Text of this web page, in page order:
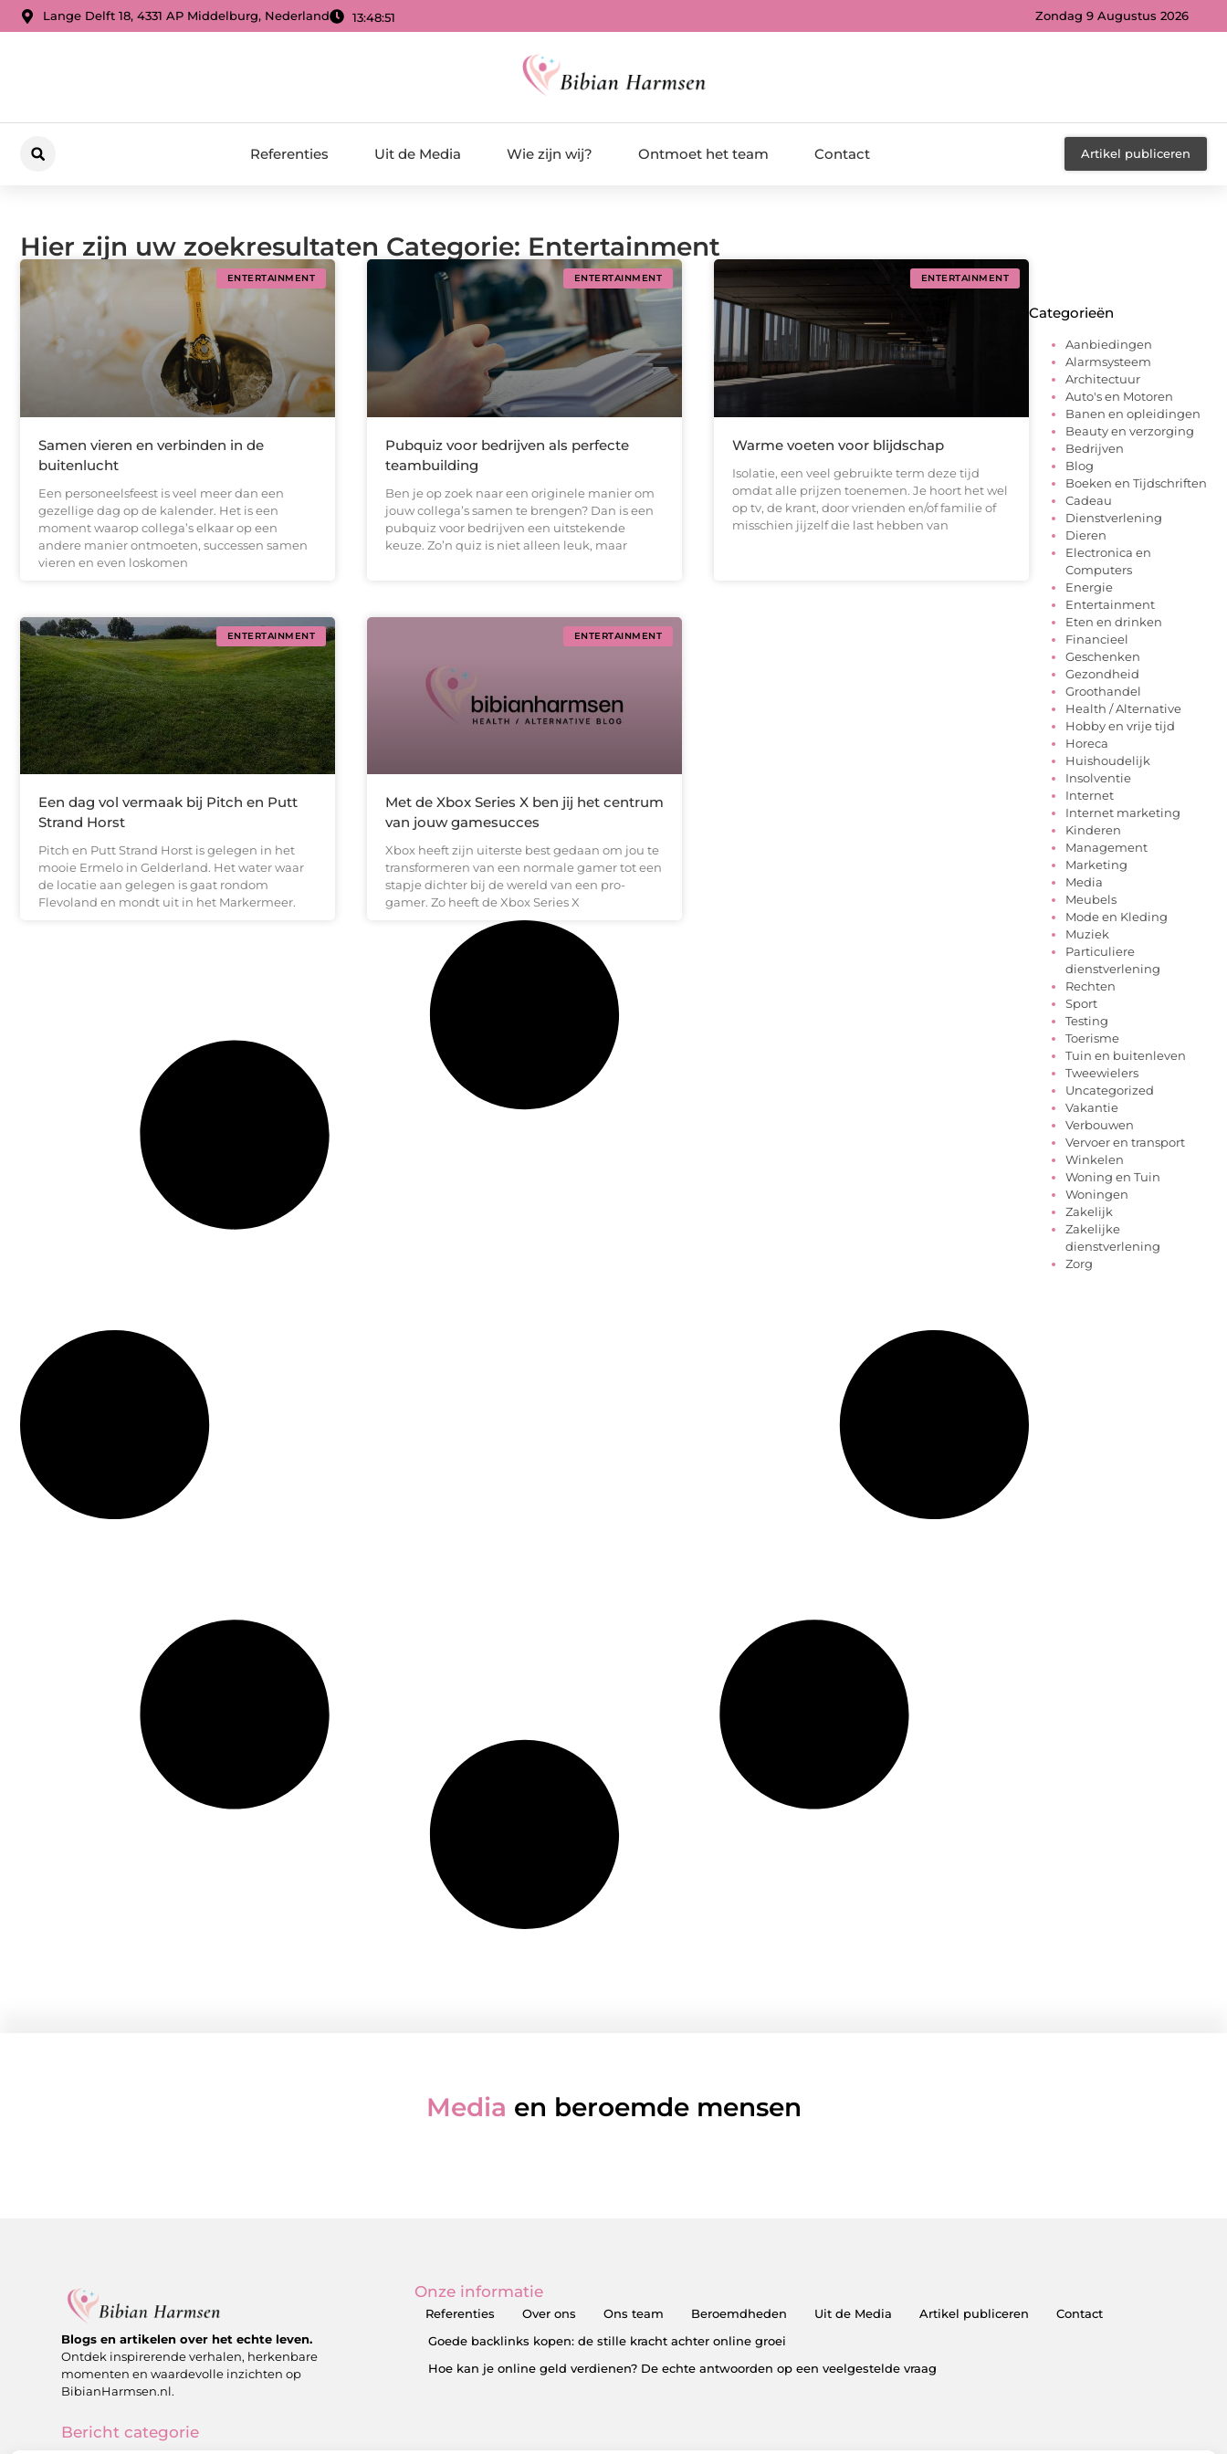
Lange Delft 18, 4331 AP Middelburg, Nederland 13:48:52 Zondag 9 Augustus 2026
Referenties Uit de Media Wie zijn wij? Ontmoet het team Contact Artikel publiceren
Hier zijn uw zoekresultaten Categorie: Entertainment
ENTERTAINMENT
Samen vieren en verbinden in de
buitenlucht
Een personeelsfeest is veel meer dan een
gezellige dag op de kalender. Het is een
moment waarop collega’s elkaar op een
andere manier ontmoeten, successen samen
vieren en even loskomen
ENTERTAINMENT
Pubquiz voor bedrijven als perfecte
teambuilding
Ben je op zoek naar een originele manier om
jouw collega’s samen te brengen? Dan is een
pubquiz voor bedrijven een uitstekende
keuze. Zo’n quiz is niet alleen leuk, maar
ENTERTAINMENT
Warme voeten voor blijdschap
Isolatie, een veel gebruikte term deze tijd
omdat alle prijzen toenemen. Je hoort het wel
op tv, de krant, door vrienden en/of familie of
misschien jijzelf die last hebben van
ENTERTAINMENT
Een dag vol vermaak bij Pitch en Putt
Strand Horst
Pitch en Putt Strand Horst is gelegen in het
mooie Ermelo in Gelderland. Het water waar
de locatie aan gelegen is gaat rondom
Flevoland en mondt uit in het Markermeer.
ENTERTAINMENT
Met de Xbox Series X ben jij het centrum
van jouw gamesucces
Xbox heeft zijn uiterste best gedaan om jou te
transformeren van een normale gamer tot een
stapje dichter bij de wereld van een pro-
gamer. Zo heeft de Xbox Series X
Categorieën
Aanbiedingen
Alarmsysteem
Architectuur
Auto's en Motoren
Banen en opleidingen
Beauty en verzorging
Bedrijven
Blog
Boeken en Tijdschriften
Cadeau
Dienstverlening
Dieren
Electronica en
Computers
Energie
Entertainment
Eten en drinken
Financieel
Geschenken
Gezondheid
Groothandel
Health / Alternative
Hobby en vrije tijd
Horeca
Huishoudelijk
Insolventie
Internet
Internet marketing
Kinderen
Management
Marketing
Media
Meubels
Mode en Kleding
Muziek
Particuliere
dienstverlening
Rechten
Sport
Testing
Toerisme
Tuin en buitenleven
Tweewielers
Uncategorized
Vakantie
Verbouwen
Vervoer en transport
Winkelen
Woning en Tuin
Woningen
Zakelijk
Zakelijke
dienstverlening
Zorg
Media en beroemde mensen
Blogs en artikelen over het echte leven.
Ontdek inspirerende verhalen, herkenbare
momenten en waardevolle inzichten op
BibianHarmsen.nl.
Bericht categorie
Onze informatie
Referenties Over ons Ons team Beroemdheden Uit de Media Artikel publiceren
Contact
Goede backlinks kopen: de stille kracht achter online groei
Hoe kan je online geld verdienen? De echte antwoorden op een veelgestelde vraag